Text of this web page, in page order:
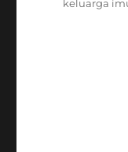
keluarga